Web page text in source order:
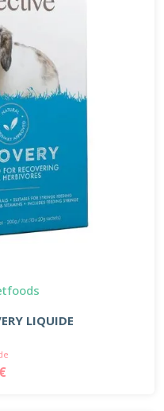
LIQUIDE